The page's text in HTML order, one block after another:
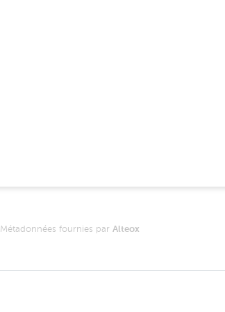
Métadonnées fournies par Alteox